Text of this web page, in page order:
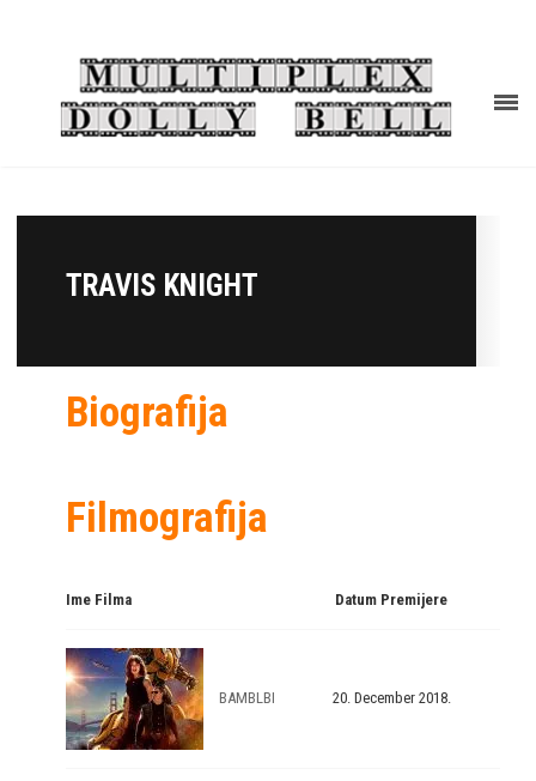
TRAVIS KNIGHT
Biografija
Filmografija
Ime Filma Datum Premijere
BAMBLBI 20. December 2018.